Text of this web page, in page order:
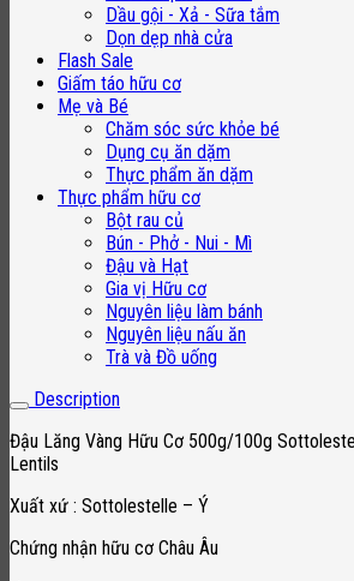
Dầu gội - Xả - Sữa tắm
Dọn dẹp nhà cửa
Flash Sale
Giấm táo hữu cơ
Mẹ và Bé
Chăm sóc sức khỏe bé
Dụng cụ ăn dặm
Thực phẩm ăn dặm
Thực phẩm hữu cơ
Bột rau củ
Bún - Phở - Nui - Mì
Đậu và Hạt
Gia vị Hữu cơ
Nguyên liệu làm bánh
Nguyên liệu nấu ăn
Trà và Đồ uống
Description
Đậu Lăng Vàng Hữu Cơ 500g/100g
Lentils
Xuất xứ : Sottolestelle – Ý
Chứng nhận hữu cơ Châu Âu